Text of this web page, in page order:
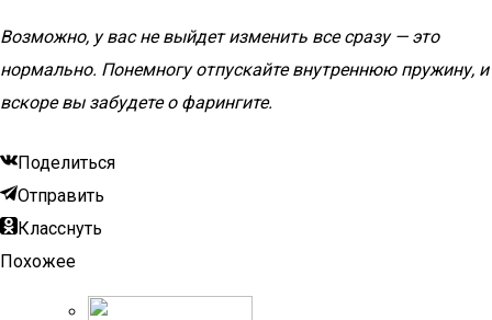
Возможно, у вас не выйдет изменить все сразу — это
нормально. Понемногу отпускайте внутреннюю пружину, и
вскоре вы забудете о фарингите.
Поделиться
Отправить
Класснуть
Похожее